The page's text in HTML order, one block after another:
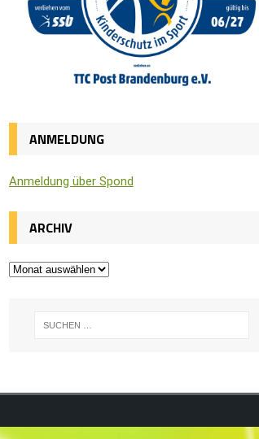
ANMELDUNG
Anmel­dung über Spond
ARCHIV